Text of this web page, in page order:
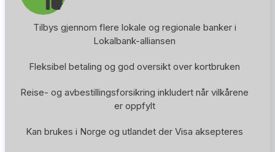
Tilbys gjennom flere lokale og regionale banker i
Lokalbank-alliansen
Fleksibel betaling og god oversikt over kortbruken
Reise- og avbestillingsforsikring inkludert når vilkårene
er oppfylt
Kan brukes i Norge og utlandet der Visa aksepteres